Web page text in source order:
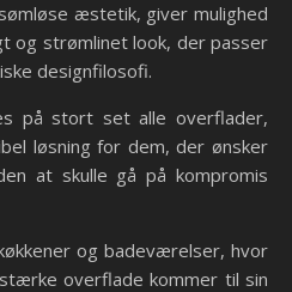
æstetik, giver mulighed
og strømlinet look, der passer
designfilosofi.
på stort set alle overflader,
løsning for dem, der ønsker
at skulle gå på kompromis
og badeværelser, hvor
overflade kommer til sin